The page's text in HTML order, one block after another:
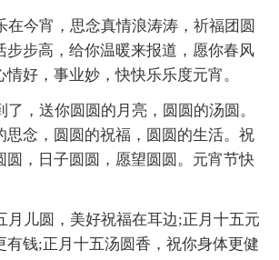
在今宵，思念真情浪涛涛，祈福团圆
步步高，给你温暖来报道，愿你春风
好，事业妙，快快乐乐度元宵。
了，送你圆圆的月亮，圆圆的汤圆。
思念，圆圆的祝福，圆圆的生活。祝
圆，日子圆圆，愿望圆圆。元宵节快
月儿圆，美好祝福在耳边;正月十五元
有钱;正月十五汤圆香，祝你身体更健